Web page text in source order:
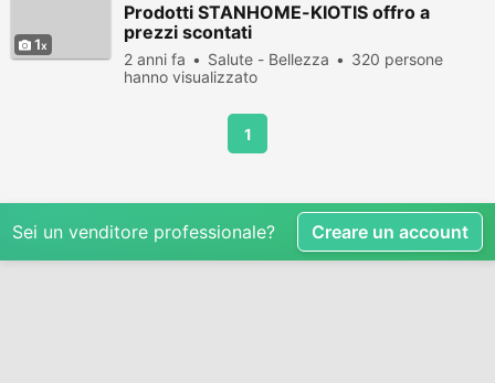
1
Prodotti STANHOME-KIOTIS offro a
prezzi scontati
2 anni fa Salute - Bellezza
320 persone
hanno visualizzato
1
Sei un venditore professionale? Creare un account